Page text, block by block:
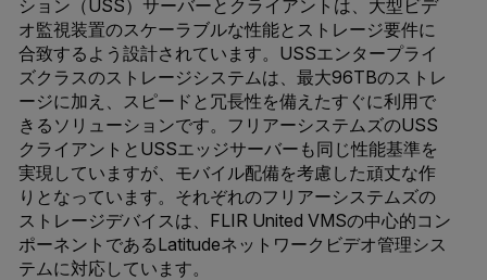
ション（USS）サーバーとクライアントは、大型ビデ
オ監視装置のスケーラブルな性能とストレージ要件に
合致するよう設計されています。USSエンタープライ
ズクラスのストレージシステムは、最大96TBのストレ
ージに加え、スピードと冗長性を備えたすぐに利用で
きるソリューションです。フリアーシステムズのUSS
クライアントとUSSエッジサーバーも同じ性能基準を
実現していますが、モバイル配備を考慮した頑丈な作
りとなっています。それぞれのフリアーシステムズの
ストレージデバイスは、FLIR United VMSの中心的コン
ポーネントであるLatitudeネットワークビデオ管理シス
テムに対応しています。